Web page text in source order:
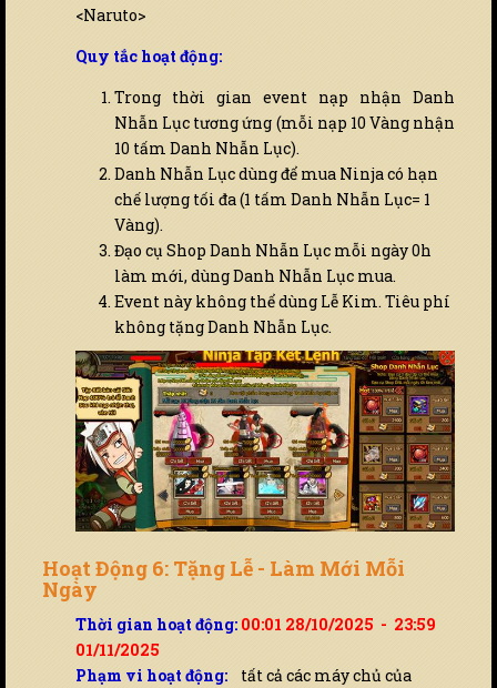
<Naruto>
Quy tắc hoạt động:
Trong thời gian event nạp nhận Danh
Nhẫn Lục tương ứng (mỗi nạp 10 Vàng nhận
10 tấm Danh Nhẫn Lục).
Danh Nhẫn Lục dùng để mua Ninja có hạn
chế lượng tối đa (1 tấm Danh Nhẫn Lục= 1
Vàng).
Đạo cụ Shop Danh Nhẫn Lục mỗi ngày 0h
làm mới, dùng Danh Nhẫn Lục mua.
Event này không thể dùng Lễ Kim. Tiêu phí
không tặng Danh Nhẫn Lục.
Hoạt Động 6: Tặng Lễ - Làm Mới Mỗi
Ngày
Thời gian hoạt động: 00:01 28/10/2025 - 23:59
01/11/2025
Phạm vi hoạt động: tất cả các máy chủ của